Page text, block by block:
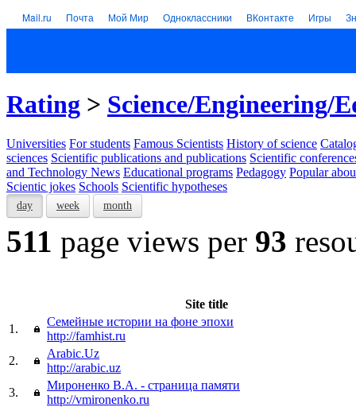
Mail.ru Почта Мой Мир Одноклассники ВКонтакте Игры
Rating > Science/Engineering/
Universities For students Famous Scientists History of science
sciences Scientific publications and publications Scientific
and Technology News Educational programs Pedagogy Popular
Scientic jokes Schools Scientific hypotheses
day week month
511 page views per 93
Site title
1.
Семейные истории на фоне эпохи
http://famhist.ru
2.
Arabic.Uz
http://arabic.uz
3.
Мироненко В.А. - страница памяти
http://vmironenko.ru